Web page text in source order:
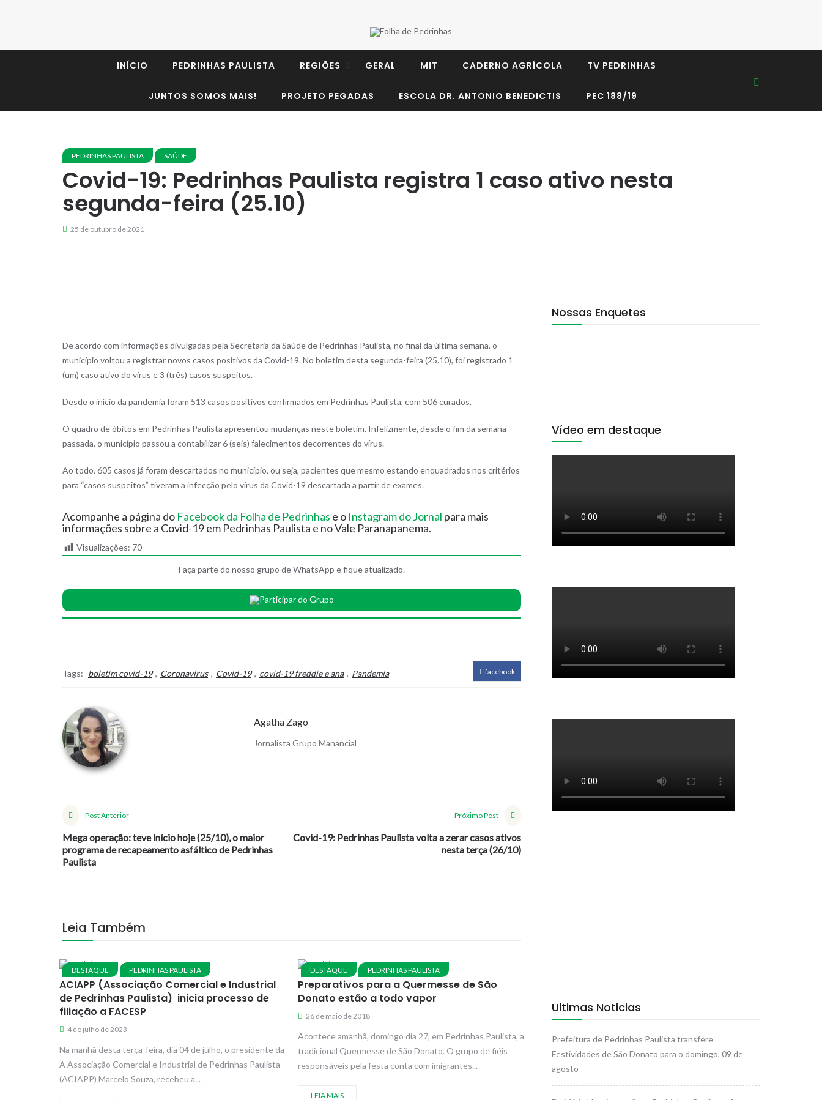
INÍCIO PEDRINHAS PAULISTA REGIÕES GERAL MIT CADERNO AGRÍCOLA TV PEDRINHAS
JUNTOS SOMOS MAIS! PROJETO PEGADAS ESCOLA DR. ANTONIO BENEDICTIS PEC 188/19
PEDRINHAS PAULISTA SAÚDE
Covid-19: Pedrinhas Paulista registra 1 caso ativo nesta
segunda-feira (25.10)
25 de outubro de 2021
De acordo com informações divulgadas pela Secretaria da Saúde de Pedrinhas Paulista, no final da última semana, o
município voltou a registrar novos casos positivos da Covid-19. No boletim desta segunda-feira (25.10), foi registrado 1
(um) caso ativo do vírus e 3 (três) casos suspeitos.
Desde o início da pandemia foram 513 casos positivos confirmados em Pedrinhas Paulista, com 506 curados.
O quadro de óbitos em Pedrinhas Paulista apresentou mudanças neste boletim. Infelizmente, desde o fim da semana
passada, o município passou a contabilizar 6 (seis) falecimentos decorrentes do vírus.
Ao todo, 605 casos já foram descartados no município, ou seja, pacientes que mesmo estando enquadrados nos critérios
para “casos suspeitos” tiveram a infecção pelo vírus da Covid-19 descartada a partir de exames.
Acompanhe a página do Facebook da Folha de Pedrinhas e o Instagram do Jornal para mais
informações sobre a Covid-19 em Pedrinhas Paulista e no Vale Paranapanema.
Visualizações: 70
Faça parte do nosso grupo de WhatsApp e fique atualizado.
Participar do Grupo
Tags: boletim covid-19 , Coronavírus , Covid-19 , covid-19 freddie e ana , Pandemia facebook
Agatha Zago
Jornalista Grupo Manancial
Post Anterior
Mega operação: teve início hoje (25/10), o maior
programa de recapeamento asfáltico de Pedrinhas
Paulista
Próximo Post
Covid-19: Pedrinhas Paulista volta a zerar casos ativos
nesta terça (26/10)
Leia Também
DESTAQUE PEDRINHAS PAULISTA
ACIAPP (Associação Comercial e Industrial
de Pedrinhas Paulista) inicia processo de
filiação a FACESP
4 de julho de 2023
Na manhã desta terça-feira, dia 04 de julho, o presidente da
A Associação Comercial e Industrial de Pedrinhas Paulista
(ACIAPP) Marcelo Souza, recebeu a...
DESTAQUE PEDRINHAS PAULISTA
Preparativos para a Quermesse de São
Donato estão a todo vapor
26 de maio de 2018
Acontece amanhã, domingo dia 27, em Pedrinhas Paulista, a
tradicional Quermesse de São Donato. O grupo de fiéis
responsáveis pela festa conta com imigrantes...
LEIA MAIS
Nossas Enquetes
Vídeo em destaque
Ultimas Noticias
Prefeitura de Pedrinhas Paulista transfere
Festividades de São Donato para o domingo, 09 de
agosto